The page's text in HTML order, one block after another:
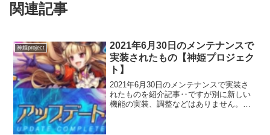
関連記事
神姫project
2021年6月30日のメンテナンスで
実装されたもの【神姫プロジェク
ト】
2021年6月30日のメンテナンスで実装さ
れたものを紹介記事‥ですが別に新しい
機能の実装、調整などはありません。イ